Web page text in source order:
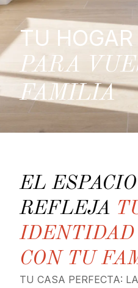
TU
PARA
FAMILIA
EL
REFLEJA
IDENTIDAD
CON TU
TU CASA PERFECTA: